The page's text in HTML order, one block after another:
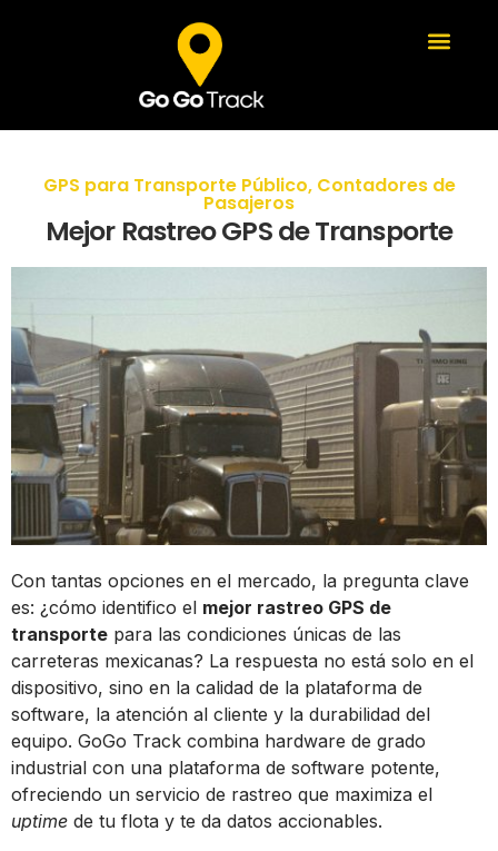
GPS para Transporte Público, Contadores de
Pasajeros
Mejor Rastreo GPS de Transporte
Con tantas opciones en el mercado, la pregunta clave
es: ¿cómo identifico el mejor rastreo GPS de
transporte para las condiciones únicas de las
carreteras mexicanas? La respuesta no está solo en el
dispositivo, sino en la calidad de la plataforma de
software, la atención al cliente y la durabilidad del
equipo. GoGo Track combina hardware de grado
industrial con una plataforma de software potente,
ofreciendo un servicio de rastreo que maximiza el
uptime de tu flota y te da datos accionables.